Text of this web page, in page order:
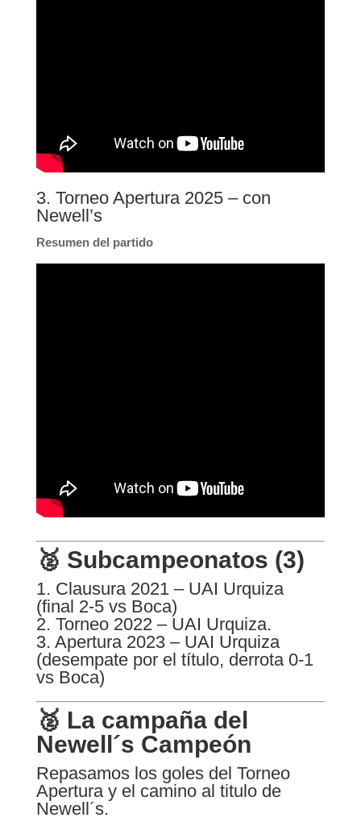
3. Torneo Apertura 2025 – con
Newell’s
Resumen del partido
🥈 Subcampeonatos (3)
1. Clausura 2021 – UAI Urquiza
(final 2-5 vs Boca)
2. Torneo 2022 – UAI Urquiza.
3. Apertura 2023 – UAI Urquiza
(desempate por el título, derrota 0-1
vs Boca)
🥈 La campaña del
Newell´s Campeón
Repasamos los goles del Torneo
Apertura y el camino al titulo de
Newell´s.